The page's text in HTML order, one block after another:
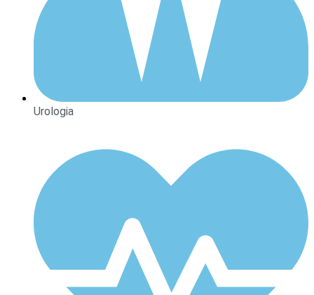
Urologia